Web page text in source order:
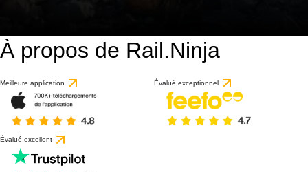
À propos de Rail.Ninja
Meilleure application Évalué exceptionnel
Évalué excellent